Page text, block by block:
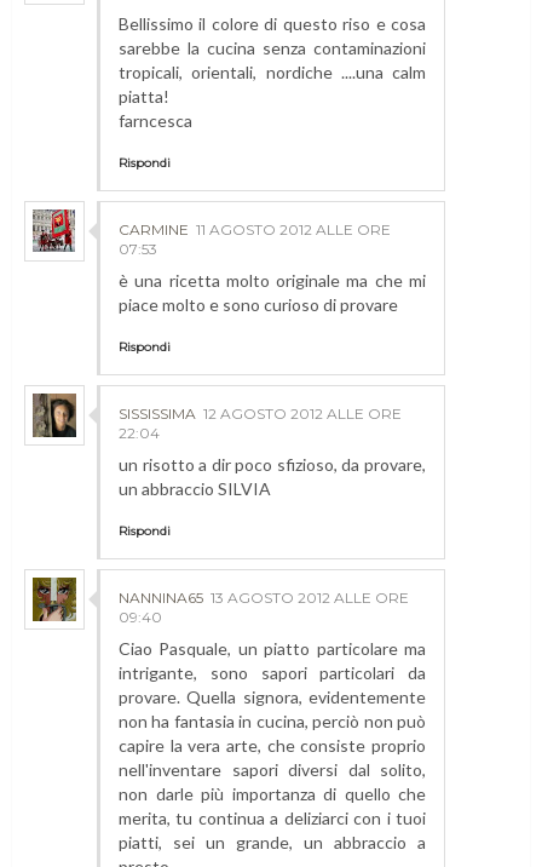
Bellissimo il colore di questo riso e cosa
sarebbe la cucina senza contaminazioni
tropicali, orientali, nordiche ....una calm
piatta!
farncesca
Rispondi
CARMINE 11 AGOSTO 2012 ALLE ORE
07:53
è una ricetta molto originale ma che mi
piace molto e sono curioso di provare
Rispondi
SISSISSIMA 12 AGOSTO 2012 ALLE ORE
22:04
un risotto a dir poco sfizioso, da provare,
un abbraccio SILVIA
Rispondi
NANNINA65 13 AGOSTO 2012 ALLE ORE
09:40
Ciao Pasquale, un piatto particolare ma
intrigante, sono sapori particolari da
provare. Quella signora, evidentemente
non ha fantasia in cucina, perciò non può
capire la vera arte, che consiste proprio
nell'inventare sapori diversi dal solito,
non darle più importanza di quello che
merita, tu continua a deliziarci con i tuoi
piatti, sei un grande, un abbraccio a